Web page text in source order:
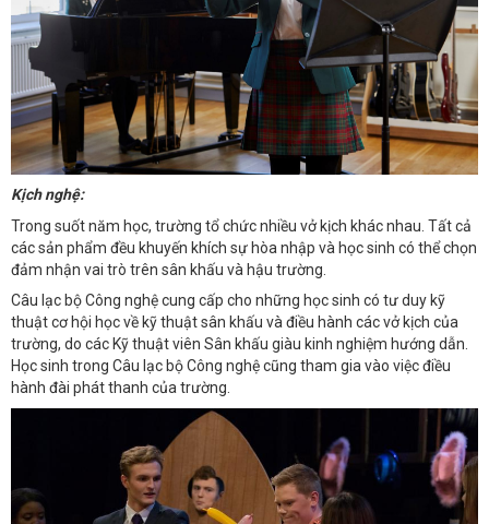
Kịch nghệ:
Trong suốt năm học, trường tổ chức nhiều vở kịch khác nhau. Tất cả
các sản phẩm đều khuyến khích sự hòa nhập và học sinh có thể chọn
đảm nhận vai trò trên sân khấu và hậu trường.
Câu lạc bộ Công nghệ cung cấp cho những học sinh có tư duy kỹ
thuật cơ hội học về kỹ thuật sân khấu và điều hành các vở kịch của
trường, do các Kỹ thuật viên Sân khấu giàu kinh nghiệm hướng dẫn.
Học sinh trong Câu lạc bộ Công nghệ cũng tham gia vào việc điều
hành đài phát thanh của trường.